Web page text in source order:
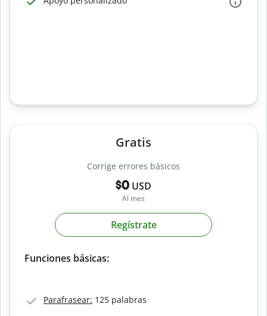
Gratis
Corrige errores básicos
$0 USD
Al mes
Regístrate
Funciones básicas:
Parafrasear: 125 palabras